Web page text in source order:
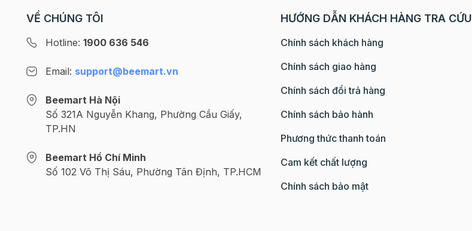
VỀ CHÚNG TÔI
Hotline: 1900 636 546
Email: support@beemart.vn
Beemart Hà Nội
Số 321A Nguyễn Khang, Phường Cầu Giấy,
TP.HN
Beemart Hồ Chí Minh
Số 102 Võ Thị Sáu, Phường Tân Định, TP.HCM
HƯỚNG DẪN KHÁCH HÀNG TRA CỨU
Chính sách khách hàng
Chính sách giao hàng
Chính sách đổi trả hàng
Chính sách bảo hành
Phương thức thanh toán
Cam kết chất lượng
Chính sách bảo mật